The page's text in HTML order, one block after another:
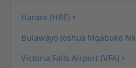
Harare (HRE)
Bulawayo Joshua Mqabuko
Victoria Falls Airport (VFA)